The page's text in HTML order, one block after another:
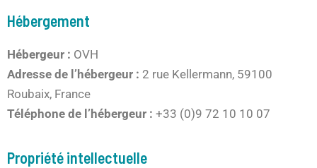
Hébergement
Hébergeur : OVH
Adresse de l’hébergeur : 2 rue Kellermann, 59100
Roubaix, France
Téléphone de l’hébergeur : +33 (0)9 72 10 10 07
Propriété intellectuelle